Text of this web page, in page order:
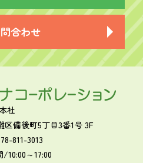
合わせ
社
区備後町5丁目3番1号 3F
811-3013
10:00～17:00